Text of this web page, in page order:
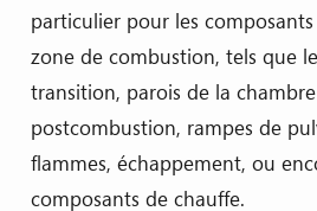
particulier pour les
zone de combustion, tels que
transition, parois de la
postcombustion, rampes de
flammes, échappement, ou
composants de chauffe.